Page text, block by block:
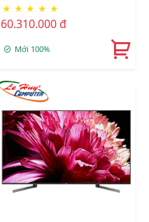
★ ★ ★ ★ ★
60.310.000 đ
Mới 100%